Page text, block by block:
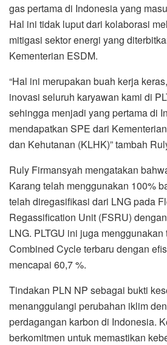
gas pertama di Indonesia yang
Hal ini tidak luput dari kolaborasi
mitigasi sektor energi yang
Kementerian ESDM.
“Hal ini merupakan buah kerja
inovasi seluruh karyawan kami di
sehingga menjadi yang pertama di
mendapatkan SPE dari
dan Kehutanan (KLHK)” tambah
Ruly Firmansyah mengatakan
Karang telah menggunakan 100%
telah diregasifikasi dari LNG pada
Regassification Unit (FSRU)
LNG. PLTGU ini juga
Combined Cycle terbaru dengan
mencapai 60,7 %.
Tindakan PLN NP sebagai bukti
menanggulangi perubahan iklim
perdagangan karbon di Indonesia.
berkomitmen untuk memastikan